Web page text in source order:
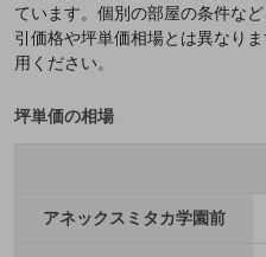
ています。個別の部屋の条件な
引価格や坪単価相場とは異なり
用ください。
坪単価の相場
アネックスミタカ学園前